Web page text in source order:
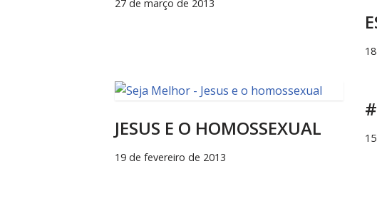
27 de março de 2013
JESUS E O HOMOSSEXUAL
19 de fevereiro de 2013